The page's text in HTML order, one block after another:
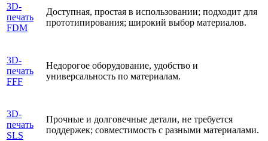
3D-
печать
FDM
Доступная, простая в использовании; подходит для
прототипирования; широкий выбор материалов.
3D-
печать
FFF
Недорогое оборудование, удобство и
универсальность по материалам.
3D-
печать
SLS
Прочные и долговечные детали, не требуется
поддержек; совместимость с разными материалами.